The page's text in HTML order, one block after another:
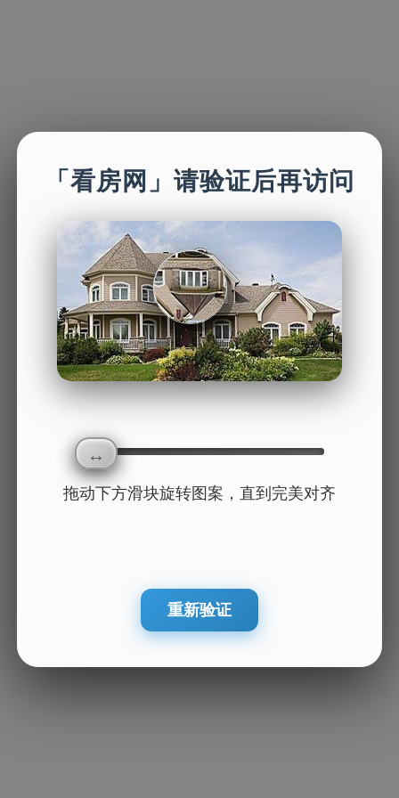
「看房网」请验证后再访问
拖动下方滑块旋转图案，直到完美对齐
重新验证